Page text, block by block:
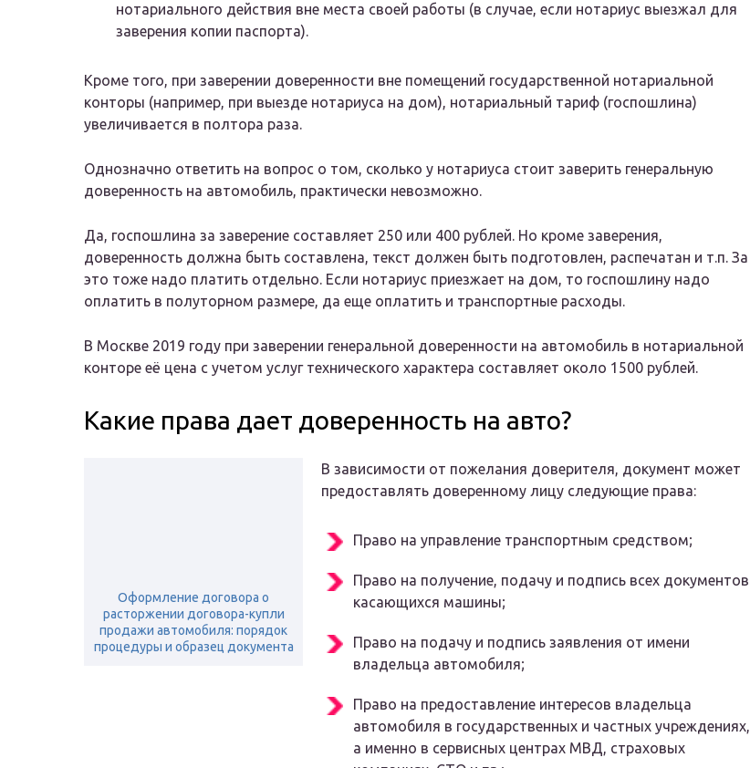
нотариального действия вне места своей работы (в случае, если нотариус выезжал для
заверения копии паспорта).
Кроме того, при заверении доверенности вне помещений государственной нотариальной
конторы (например, при выезде нотариуса на дом), нотариальный тариф (госпошлина)
увеличивается в полтора раза.
Однозначно ответить на вопрос о том, сколько у нотариуса стоит заверить генеральную
доверенность на автомобиль, практически невозможно.
Да, госпошлина за заверение составляет 250 или 400 рублей. Но кроме заверения,
доверенность должна быть составлена, текст должен быть подготовлен, распечатан и т.п. За
это тоже надо платить отдельно. Если нотариус приезжает на дом, то госпошлину надо
оплатить в полуторном размере, да еще оплатить и транспортные расходы.
В Москве 2019 году при заверении генеральной доверенности на автомобиль в нотариальной
конторе её цена с учетом услуг технического характера составляет около 1500 рублей.
Какие права дает доверенность на авто?
Оформление договора о
расторжении договора-купли
продажи автомобиля: порядок
процедуры и образец документа
В зависимости от пожелания доверителя, документ может
предоставлять доверенному лицу следующие права:
Право на управление транспортным средством;
Право на получение, подачу и подпись всех документов
касающихся машины;
Право на подачу и подпись заявления от имени
владельца автомобиля;
Право на предоставление интересов владельца
автомобиля в государственных и частных учреждениях,
а именно в сервисных центрах МВД, страховых